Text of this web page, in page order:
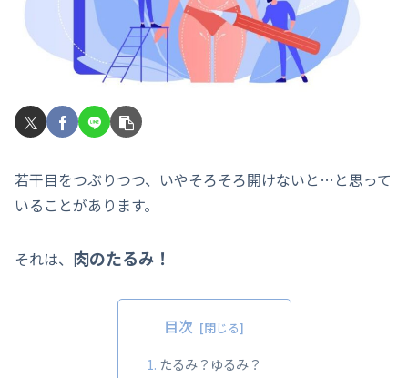
若干目をつぶりつつ、いやそろそろ開けないと…と思って
いることがあります。
それは、 肉のたるみ！
目次
たるみ？ゆるみ？